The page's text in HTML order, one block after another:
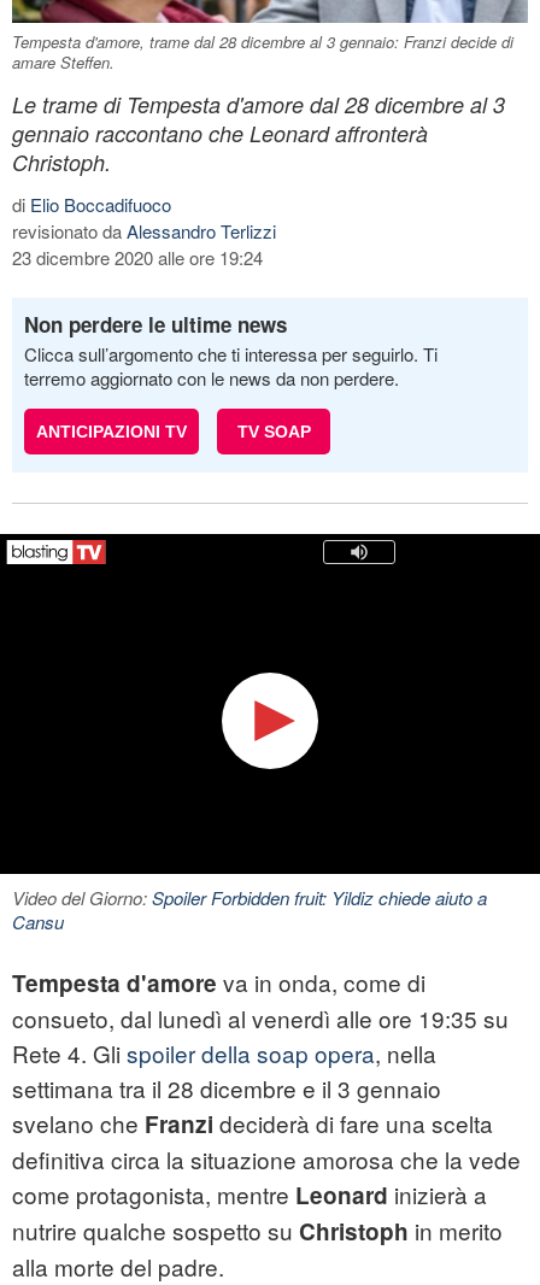
Tempesta d'amore, trame dal 28 dicembre al 3 gennaio: Franzi decide di
amare Steffen.
Le trame di Tempesta d'amore dal 28 dicembre al 3
gennaio raccontano che Leonard affronterà
Christoph.
di Elio Boccadifuoco
revisionato daAlessandro Terlizzi
23 dicembre 2020 alle ore 19:24
Non perdere le ultime news
Clicca sull’argomento che ti interessa per seguirlo. Ti
terremo aggiornato con le news da non perdere.
ANTICIPAZIONI TV TV SOAP
Video del Giorno:Spoiler Forbidden fruit: Yildiz chiede aiuto a
Cansu
Tempesta d'amore va in onda, come di
consueto, dal lunedì al venerdì alle ore 19:35 su
Rete 4. Gli spoiler della soap opera, nella
settimana tra il 28 dicembre e il 3 gennaio
svelano che Franzi deciderà di fare una scelta
definitiva circa la situazione amorosa che la vede
come protagonista, mentre Leonard inizierà a
nutrire qualche sospetto su Christoph in merito
alla morte del padre.